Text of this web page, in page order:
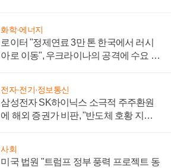
화학·에너지
로이터 "정제연료 3만 톤 한국에서 러시
아로 이동", 우크라이나의 공격에 수요 늘
전자·전기·정보통신
삼성전자 SK하이닉스 소극적 주주환원
에 해외 증권가 비판, "반도체 호황 지속
사회
미국 법원 "트럼프 정부 풍력 프로젝트 동